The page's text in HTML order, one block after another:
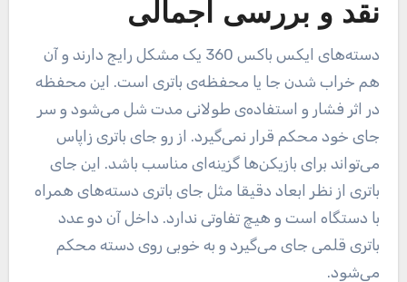
نقد و بررسی اجمالی
دسته‌های ایکس باکس 360 یک مشکل رایج دارند و آن‌
هم خراب شدن جا یا محفظه‌ی باتری است. این محفظه
در اثر فشار و استفاده‌ی طولانی مدت شل می‌شود و سر
جای خود محکم قرار نمی‌گیرد. از رو جای باتری زاپاس
می‌تواند برای بازیکن‌ها گزینه‌ای مناسب باشد. این جای
باتری از نظر ابعاد دقیقا مثل جای باتری دسته‌های همراه
با دستگاه است و هیچ تفاوتی ندارد. داخل آن دو عدد
باتری قلمی جای می‌گیرد و به خوبی روی دسته محکم
می‌شود.